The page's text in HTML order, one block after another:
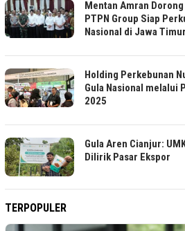
Mentan Amran
PTPN Group Siap
Nasional di Jawa Timur
Holding Perkebunan
Gula Nasional melalui
2025
Gula Aren Cianjur:
Dilirik Pasar Ekspor
TERPOPULER